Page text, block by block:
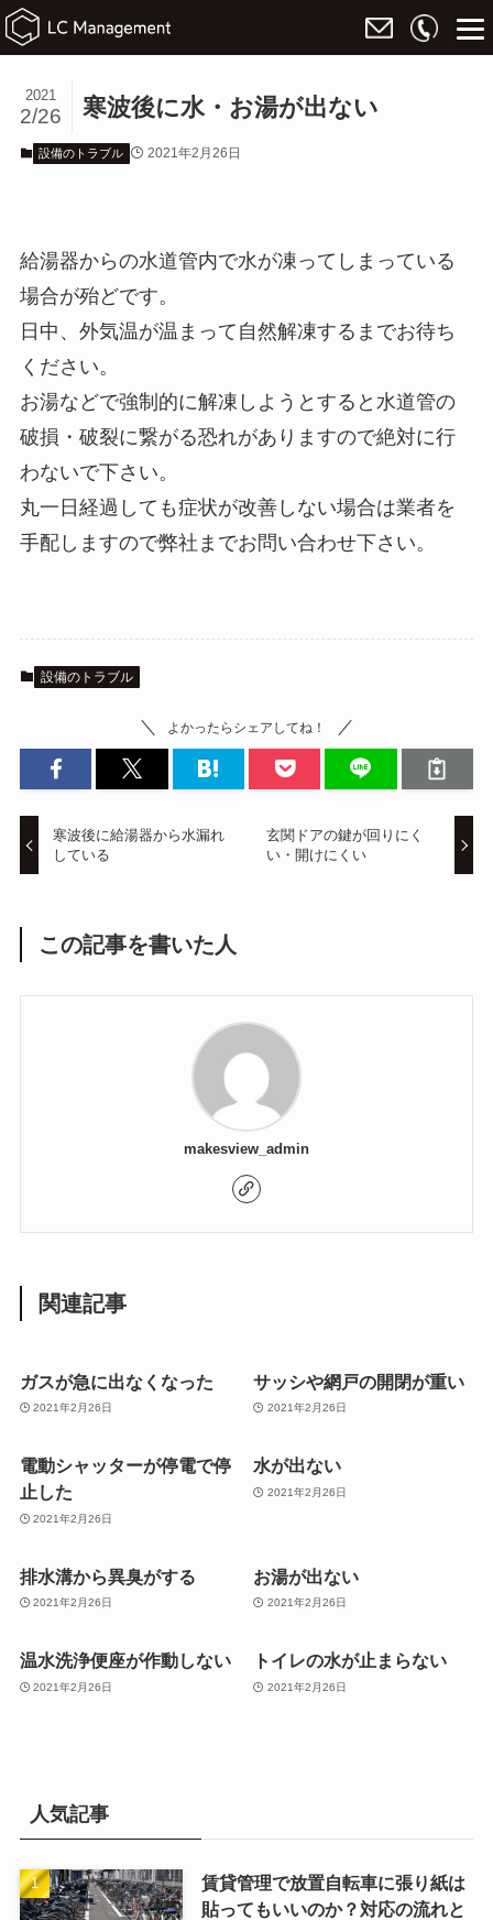
寒波後に水・お湯が出ない
2021
2/26
設備のトラブル 2021年2月26日
給湯器からの水道管内で水が凍ってしまっている
場合が殆どです。
日中、外気温が温まって自然解凍するまでお待ち
ください。
お湯などで強制的に解凍しようとすると水道管の
破損・破裂に繋がる恐れがありますので絶対に行
わないで下さい。
丸一日経過しても症状が改善しない場合は業者を
手配しますので弊社までお問い合わせ下さい。
設備のトラブル
よかったらシェアしてね！
寒波後に給湯器から水漏れ
している
玄関ドアの鍵が回りにく
い・開けにくい
この記事を書いた人
makesview_admin
関連記事
ガスが急に出なくなった
2021年2月26日
サッシや網戸の開閉が重い
2021年2月26日
電動シャッターが停電で停
止した
2021年2月26日
水が出ない
2021年2月26日
排水溝から異臭がする
2021年2月26日
お湯が出ない
2021年2月26日
温水洗浄便座が作動しない
2021年2月26日
トイレの水が止まらない
2021年2月26日
人気記事
賃貸管理で放置自転車に張り紙は
貼ってもいいのか？対応の流れと